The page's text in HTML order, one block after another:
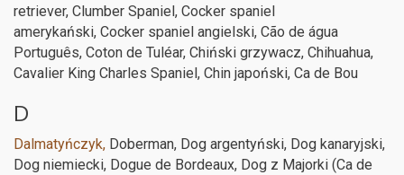
retriever, Clumber Spaniel, Cocker spaniel
amerykański, Cocker spaniel angielski, Cão de água
Português, Coton de Tuléar, Chiński grzywacz, Chihuahua,
Cavalier King Charles Spaniel, Chin japoński, Ca de Bou
D
Dalmatyńczyk, Doberman, Dog argentyński, Dog kanaryjski,
Dog niemiecki, Dogue de Bordeaux, Dog z Majorki (Ca de